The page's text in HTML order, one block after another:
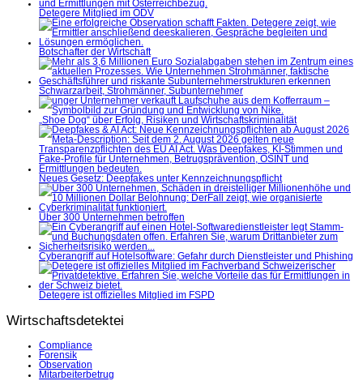
Detegere Mitglied im ÖDV
Botschafter der Wirtschaft
Schwarzarbeit, Strohmänner, Subunternehmer
„Shoe Dog“ über Erfolg, Risiken und Wirtschaftskriminalität
Neues Gesetz: Deepfakes unter Kennzeichnungspflicht
Über 300 Unternehmen betroffen
Cyberangriff auf Hotelsoftware: Gefahr durch Dienstleister und Phishing
Detegere ist offizielles Mitglied im FSPD
Wirtschaftsdetektei
Compliance
Forensik
Observation
Mitarbeiterbetrug